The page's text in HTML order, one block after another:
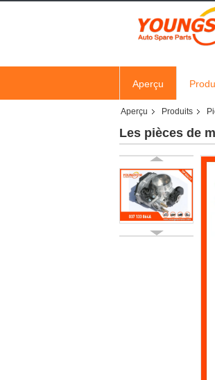
Aperçu
Aperçu Produits
Les pièces de